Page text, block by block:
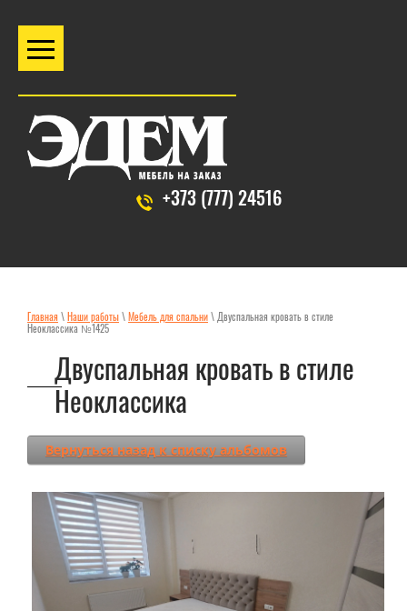
+373 (777) 24516
Главная \ Наши работы \ Мебель для спальни \ Двуспальная кровать в стиле
Неоклассика №1425
Двуспальная кровать в стиле
Неоклассика
Вернуться назад к списку альбомов